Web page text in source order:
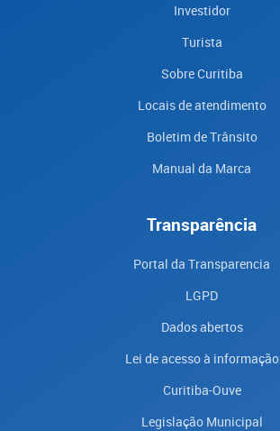
Investidor
Turista
Sobre Curitiba
Locais de atendimento
Boletim de Trânsito
Manual da Marca
Transparência
Portal da Transparencia
LGPD
Dados abertos
Lei de acesso à informação
Curitiba-Ouve
Legislação Municipal